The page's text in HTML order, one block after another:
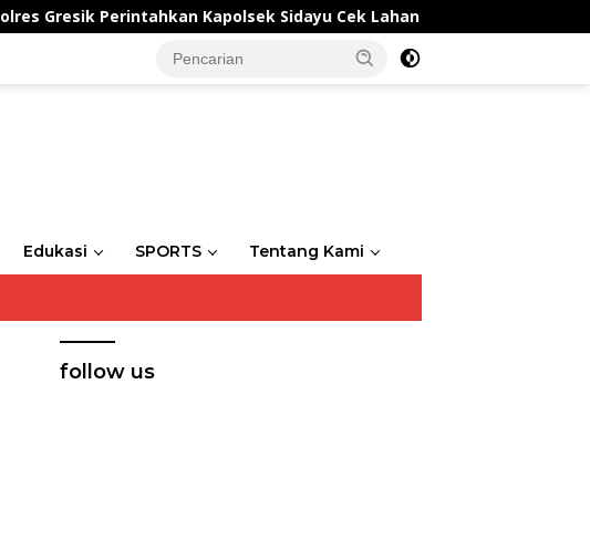
Perintahkan Kapolsek Sidayu Cek Lahan Cabai Dukung Program
Edukasi SPORTS Tentang Kami
follow us